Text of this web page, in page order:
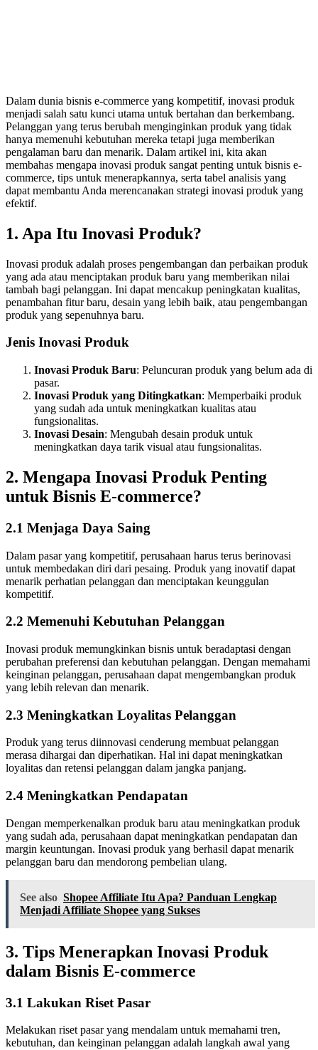
Dalam dunia bisnis e-commerce yang kompetitif, inovasi produk
menjadi salah satu kunci utama untuk bertahan dan berkembang.
Pelanggan yang terus berubah menginginkan produk yang tidak
hanya memenuhi kebutuhan mereka tetapi juga memberikan
pengalaman baru dan menarik. Dalam artikel ini, kita akan
membahas mengapa inovasi produk sangat penting untuk bisnis e-
commerce, tips untuk menerapkannya, serta tabel analisis yang
dapat membantu Anda merencanakan strategi inovasi produk yang
efektif.
1. Apa Itu Inovasi Produk?
Inovasi produk adalah proses pengembangan dan perbaikan produk
yang ada atau menciptakan produk baru yang memberikan nilai
tambah bagi pelanggan. Ini dapat mencakup peningkatan kualitas,
penambahan fitur baru, desain yang lebih baik, atau pengembangan
produk yang sepenuhnya baru.
Jenis Inovasi Produk
Inovasi Produk Baru: Peluncuran produk yang belum ada di
pasar.
Inovasi Produk yang Ditingkatkan: Memperbaiki produk
yang sudah ada untuk meningkatkan kualitas atau
fungsionalitas.
Inovasi Desain: Mengubah desain produk untuk
meningkatkan daya tarik visual atau fungsionalitas.
2. Mengapa Inovasi Produk Penting
untuk Bisnis E-commerce?
2.1 Menjaga Daya Saing
Dalam pasar yang kompetitif, perusahaan harus terus berinovasi
untuk membedakan diri dari pesaing. Produk yang inovatif dapat
menarik perhatian pelanggan dan menciptakan keunggulan
kompetitif.
2.2 Memenuhi Kebutuhan Pelanggan
Inovasi produk memungkinkan bisnis untuk beradaptasi dengan
perubahan preferensi dan kebutuhan pelanggan. Dengan memahami
keinginan pelanggan, perusahaan dapat mengembangkan produk
yang lebih relevan dan menarik.
2.3 Meningkatkan Loyalitas Pelanggan
Produk yang terus diinnovasi cenderung membuat pelanggan
merasa dihargai dan diperhatikan. Hal ini dapat meningkatkan
loyalitas dan retensi pelanggan dalam jangka panjang.
2.4 Meningkatkan Pendapatan
Dengan memperkenalkan produk baru atau meningkatkan produk
yang sudah ada, perusahaan dapat meningkatkan pendapatan dan
margin keuntungan. Inovasi produk yang berhasil dapat menarik
pelanggan baru dan mendorong pembelian ulang.
See also Shopee Affiliate Itu Apa? Panduan Lengkap
Menjadi Affiliate Shopee yang Sukses
3. Tips Menerapkan Inovasi Produk
dalam Bisnis E-commerce
3.1 Lakukan Riset Pasar
Melakukan riset pasar yang mendalam untuk memahami tren,
kebutuhan, dan keinginan pelanggan adalah langkah awal yang